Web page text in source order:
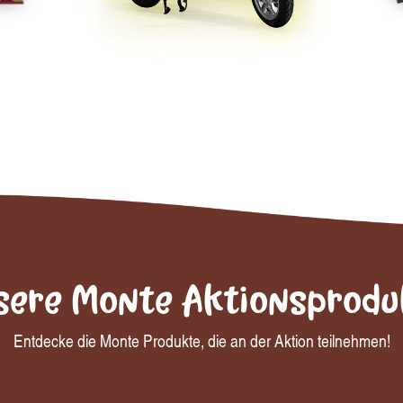
Monte
Entdecke die Monte Produkte, die an der Aktion teilnehmen!